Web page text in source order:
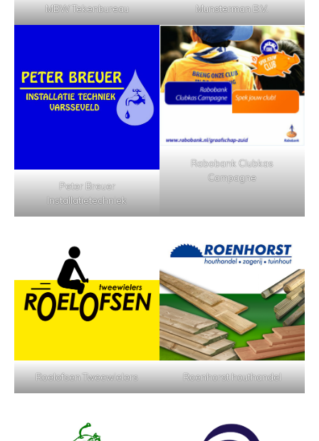
MBW Tekenbureau Munsterman B.V.
Peter Breuer
Installatietechniek
Rabobank Clubkas
Campagne
Roelofsen Tweewielers Roenhorst houthandel